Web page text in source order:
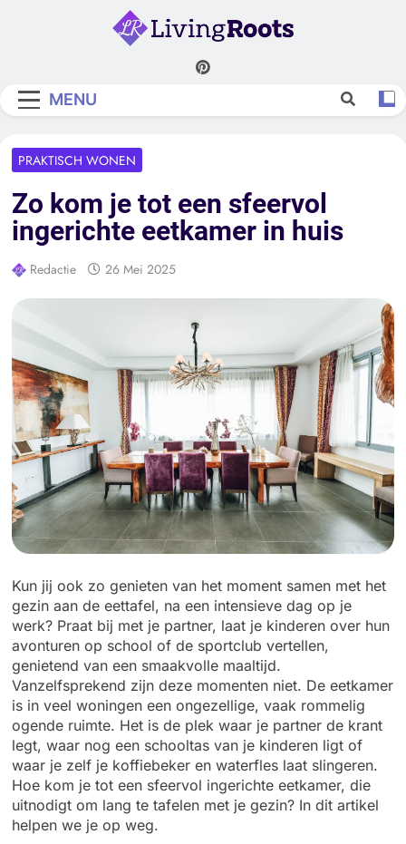
Living Roots
MENU
PRAKTISCH WONEN
Zo kom je tot een sfeervol
ingerichte eetkamer in huis
Redactie 26 Mei 2025
Kun jij ook zo genieten van het moment samen met het
gezin aan de eettafel, na een intensieve dag op je
werk? Praat bij met je partner, laat je kinderen over hun
avonturen op school of de sportclub vertellen,
genietend van een smaakvolle maaltijd.
Vanzelfsprekend zijn deze momenten niet. De eetkamer
is in veel woningen een ongezellige, vaak rommelig
ogende ruimte. Het is de plek waar je partner de krant
legt, waar nog een schooltas van je kinderen ligt of
waar je zelf je koffiebeker en waterfles laat slingeren.
Hoe kom je tot een sfeervol ingerichte eetkamer, die
uitnodigt om lang te tafelen met je gezin? In dit artikel
helpen we je op weg.